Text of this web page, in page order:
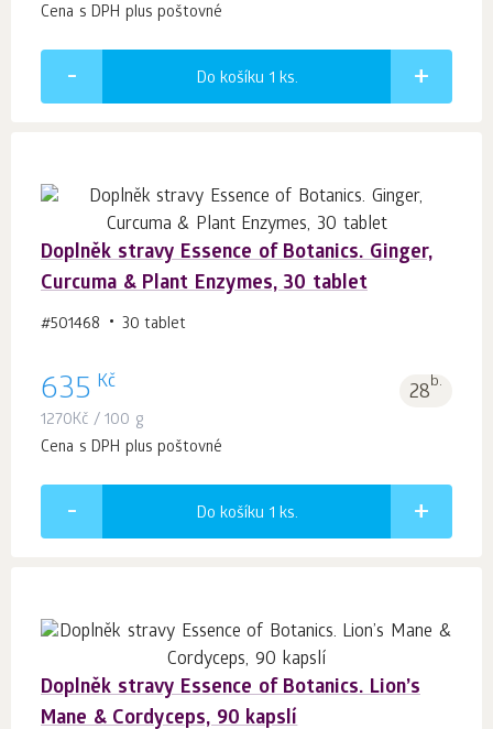
Cena s DPH plus poštovné
Do košíku 1 ks.
Doplněk stravy Essence of Botanics. Ginger,
Curcuma & Plant Enzymes, 30 tablet
#501468 30 tablet
635 Kč 28b.
1270Kč / 100 g
Cena s DPH plus poštovné
Do košíku 1 ks.
Doplněk stravy Essence of Botanics. Lion’s
Mane & Сordyceps, 90 kapslí